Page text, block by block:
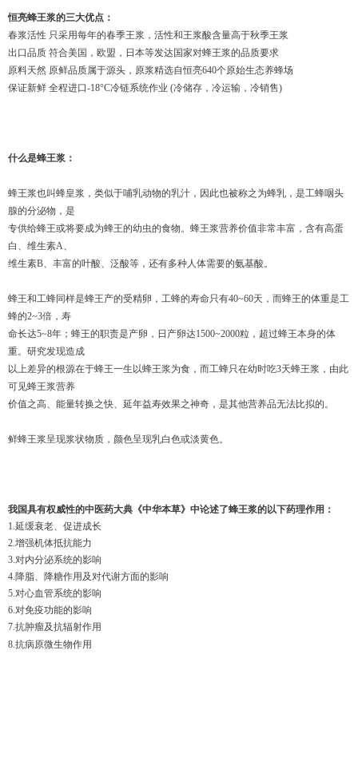
恒亮蜂王浆的三大优点：
春浆活性 只采用每年的春季王浆，活性和王浆酸含量高于秋季王浆
出口品质 符合美国，欧盟，日本等发达国家对蜂王浆的品质要求
原料天然 原鲜品质属于源头，原浆精选自恒亮640个原始生态养蜂场
保证新鲜 全程进口-18°C冷链系统作业 (冷储存，冷运输，冷销售)
什么是蜂王浆：
蜂王浆也叫蜂皇浆，类似于哺乳动物的乳汁，因此也被称之为蜂乳，是工蜂咽头
腺的分泌物，是
专供给蜂王或将要成为蜂王的幼虫的食物。蜂王浆营养价值非常丰富，含有高蛋
白、维生素A、
维生素B、丰富的叶酸、泛酸等，还有多种人体需要的氨基酸。
蜂王和工蜂同样是蜂王产的受精卵，工蜂的寿命只有40~60天，而蜂王的体重是工
蜂的2~3倍，寿
命长达5~8年；蜂王的职责是产卵，日产卵达1500~2000粒，超过蜂王本身的体
重。研究发现造成
以上差异的根源在于蜂王一生以蜂王浆为食，而工蜂只在幼时吃3天蜂王浆，由此
可见蜂王浆营养
价值之高、能量转换之快、延年益寿效果之神奇，是其他营养品无法比拟的。
鲜蜂王浆呈现浆状物质，颜色呈现乳白色或淡黄色。
我国具有权威性的中医药大典《中华本草》中论述了蜂王浆的以下药理作用：
1.延缓衰老、促进成长
2.增强机体抵抗能力
3.对内分泌系统的影响
4.降脂、降糖作用及对代谢方面的影响
5.对心血管系统的影响
6.对免疫功能的影响
7.抗肿瘤及抗辐射作用
8.抗病原微生物作用